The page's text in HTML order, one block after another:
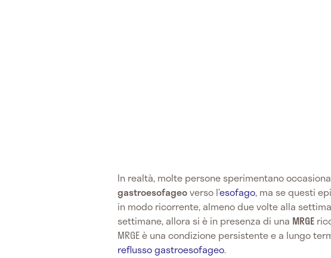
In realtà, molte persone sperimentano
gastroesofageoverso l’esofago, ma se questi
in modo ricorrente, almeno due volte alla
settimane, allora si è in presenza di una MRGE
MRGE è una condizione persistente e a lungo
reflusso gastroesofageo.